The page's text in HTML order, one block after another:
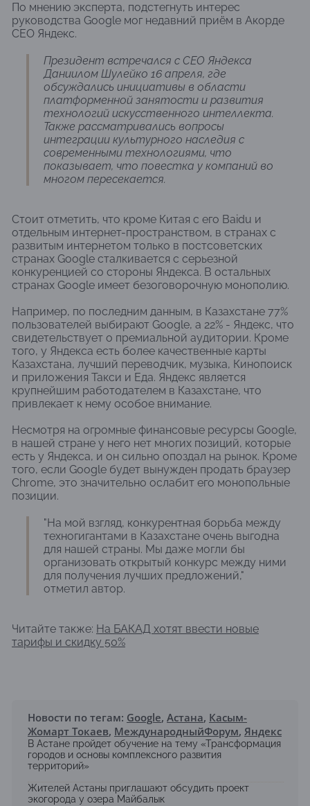
По мнению эксперта, подстегнуть интерес
руководства Google мог недавний приём в Акорде
CEO Яндекс.
Президент встречался с CEO Яндекса
Даниилом Шулейко 16 апреля, где
обсуждались инициативы в области
платформенной занятости и развития
технологий искусственного интеллекта.
Также рассматривались вопросы
интеграции культурного наследия с
современными технологиями, что
показывает, что повестка у компаний во
многом пересекается.
Стоит отметить, что кроме Китая с его Baidu и
отдельным интернет-пространством, в странах с
развитым интернетом только в постсоветских
странах Google сталкивается с серьезной
конкуренцией со стороны Яндекса. В остальных
странах Google имеет безоговорочную монополию.
Например, по последним данным, в Казахстане 77%
пользователей выбирают Google, а 22% - Яндекс, что
свидетельствует о премиальной аудитории. Кроме
того, у Яндекса есть более качественные карты
Казахстана, лучший переводчик, музыка, Кинопоиск
и приложения Такси и Еда. Яндекс является
крупнейшим работодателем в Казахстане, что
привлекает к нему особое внимание.
Несмотря на огромные финансовые ресурсы Google,
в нашей стране у него нет многих позиций, которые
есть у Яндекса, и он сильно опоздал на рынок. Кроме
того, если Google будет вынужден продать браузер
Chrome, это значительно ослабит его монопольные
позиции.
"На мой взгляд, конкурентная борьба между
техногигантами в Казахстане очень выгодна
для нашей страны. Мы даже могли бы
организовать открытый конкурс между ними
для получения лучших предложений,"
отметил автор.
Читайте также: На БАКАД хотят ввести новые
тарифы и скидку 50%
Новости по тегам: Google, Астана, Касым-
Жомарт Токаев, МеждународныйФорум, Яндекс
В Астане пройдет обучение на тему «Трансформация
городов и основы комплексного развития
территорий»
Жителей Астаны приглашают обсудить проект
экогорода у озера Майбалык